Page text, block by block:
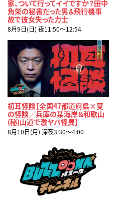
家、ついて行ってイイですか？田中
角栄の秘書だった男＆飛行機事
故で彼女失った力士
8月9日(日) 夜11:50〜12:54
初耳怪談【全国47都道府県×夏
の怪談／兵庫の某海岸＆和歌山
(秘)山道で激ヤバ怪異】
8月10日(月) 深夜3:30〜4:00